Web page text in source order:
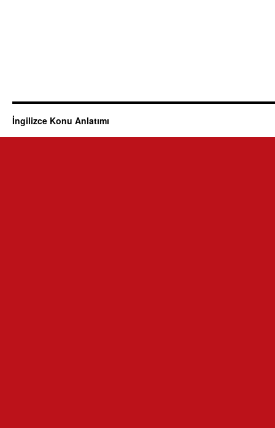
İngilizce Konu Anlatımı